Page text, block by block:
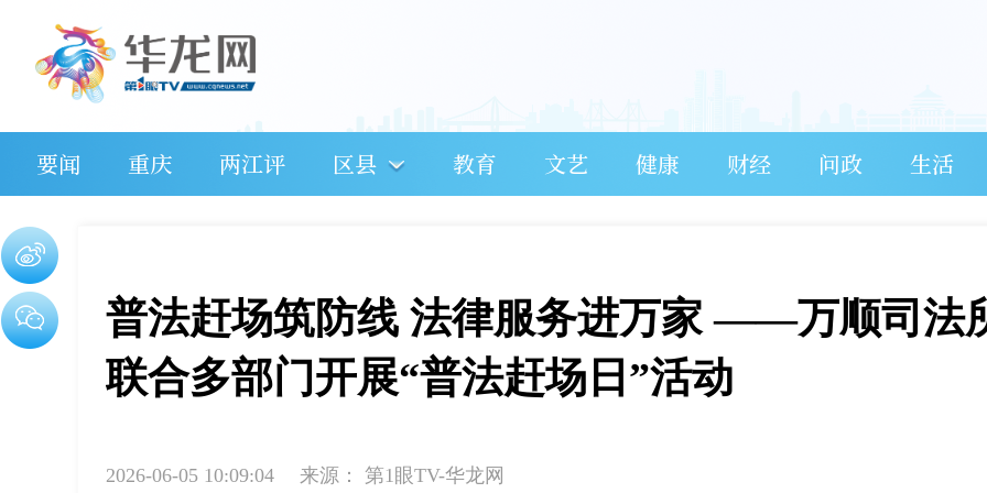
要闻 重庆 两江评 区县 教育 文艺 健康 财经 问政 生活
普法赶场筑防线 法律服务进万家 ——万顺司法
联合多部门开展“普法赶场日”活动
2026-06-05 10:09:04 来源： 第1眼TV-华龙网